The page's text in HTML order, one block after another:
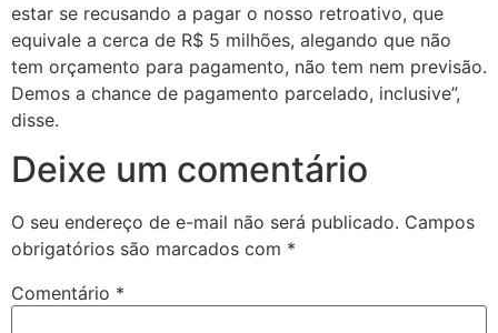
estar se recusando a pagar o nosso retroativo, que
equivale a cerca de R$ 5 milhões, alegando que não
tem orçamento para pagamento, não tem nem previsão.
Demos a chance de pagamento parcelado, inclusive”,
disse.
Deixe um comentário
O seu endereço de e-mail não será publicado. Campos
obrigatórios são marcados com *
Comentário *